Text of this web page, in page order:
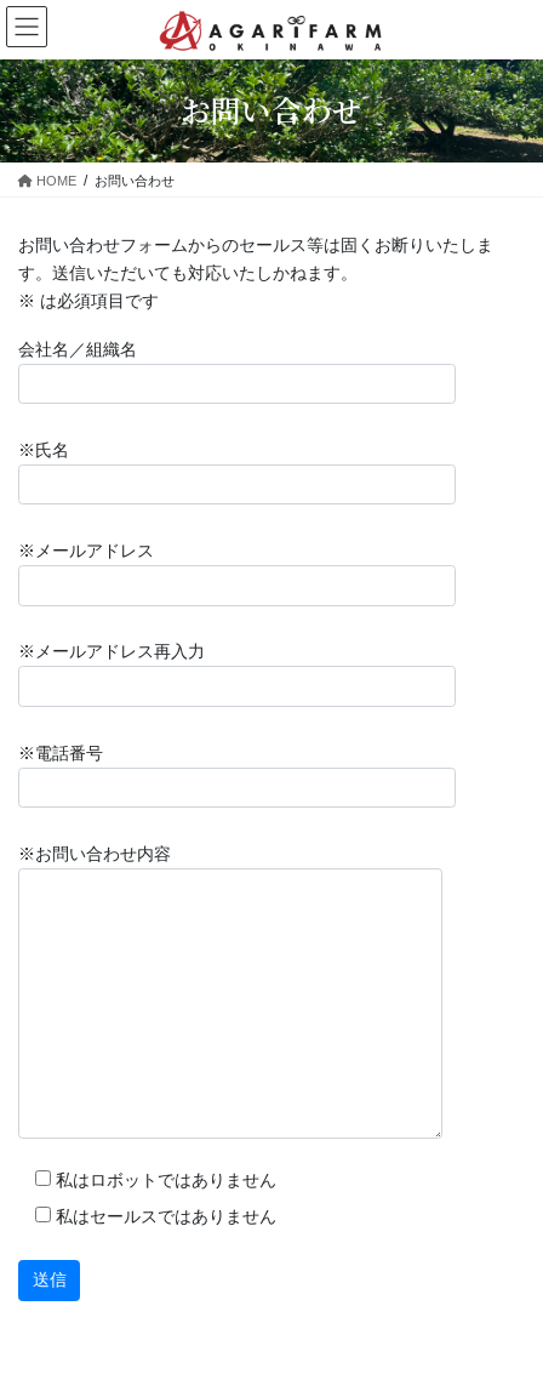
コ
ン
テ
ン
ツ
に
移
ナ
ビ
ゲ
ー
シ
ョ
ン
お問い合わせ
HOME お問い合わせ
お問い合わせフォームからのセールス等は固くお断りいたしま
す。送信いただいても対応いたしかねます。
※ は必須項目です
会社名／組織名
※氏名
※メールアドレス
※メールアドレス再入力
※電話番号
※お問い合わせ内容
私はロボットではありません
私はセールスではありません